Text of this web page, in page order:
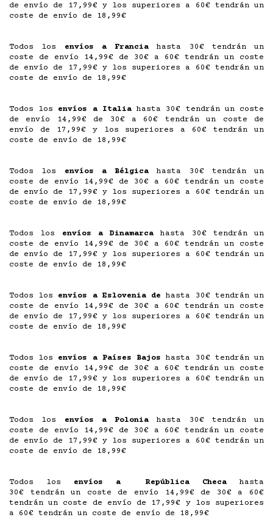
de envío de 17,99€ y los superiores a 60€ tendrán un
coste de envío de 18,99€
Todos los envíos a Franciahasta 30€ tendrán un
coste de envío 14,99€ de 30€ a 60€ tendrán un coste
de envío de 17,99€ y los superiores a 60€ tendrán un
coste de envío de 18,99€
Todos los envíos a Italiahasta 30€ tendrán un coste
de envío 14,99€ de 30€ a 60€ tendrán un coste de
envío de 17,99€ y los superiores a 60€ tendrán un
coste de envío de 18,99€
Todos los envíos a Bélgicahasta 30€ tendrán un
coste de envío 14,99€ de 30€ a 60€ tendrán un coste
de envío de 17,99€ y los superiores a 60€ tendrán un
coste de envío de 18,99€
Todos los envíos a Dinamarca hasta 30€ tendrán un
coste de envío 14,99€ de 30€ a 60€ tendrán un coste
de envío de 17,99€ y los superiores a 60€ tendrán un
coste de envío de 18,99€
Todos los envíos a Eslovenia dehasta 30€ tendrán un
coste de envío 14,99€ de 30€ a 60€ tendrán un coste
de envío de 17,99€ y los superiores a 60€ tendrán un
coste de envío de 18,99€
Todos los envíos a Países Bajos hasta 30€ tendrán un
coste de envío 14,99€ de 30€ a 60€ tendrán un coste
de envío de 17,99€ y los superiores a 60€ tendrán un
coste de envío de 18,99€
Todos los envíos a Polonia hasta 30€ tendrán un
coste de envío 14,99€ de 30€ a 60€ tendrán un coste
de envío de 17,99€ y los superiores a 60€ tendrán un
coste de envío de 18,99€
Todos los envíos a República Checa hasta
30€ tendrán un coste de envío 14,99€ de 30€ a 60€
tendrán un coste de envío de 17,99€ y los superiores
a 60€ tendrán un coste de envío de 18,99€